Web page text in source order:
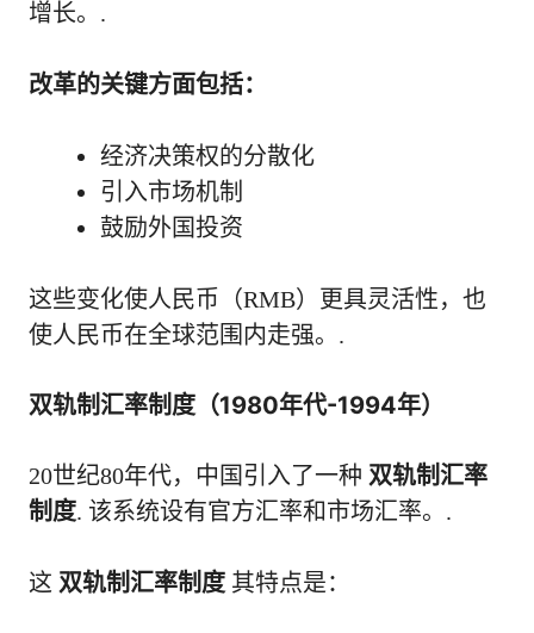
增长。.
改革的关键方面包括：
经济决策权的分散化
引入市场机制
鼓励外国投资
这些变化使人民币（RMB）更具灵活性，也
使人民币在全球范围内走强。.
双轨制汇率制度（1980年代-1994年）
20世纪80年代，中国引入了一种 双轨制汇率
制度. 该系统设有官方汇率和市场汇率。.
这 双轨制汇率制度 其特点是：